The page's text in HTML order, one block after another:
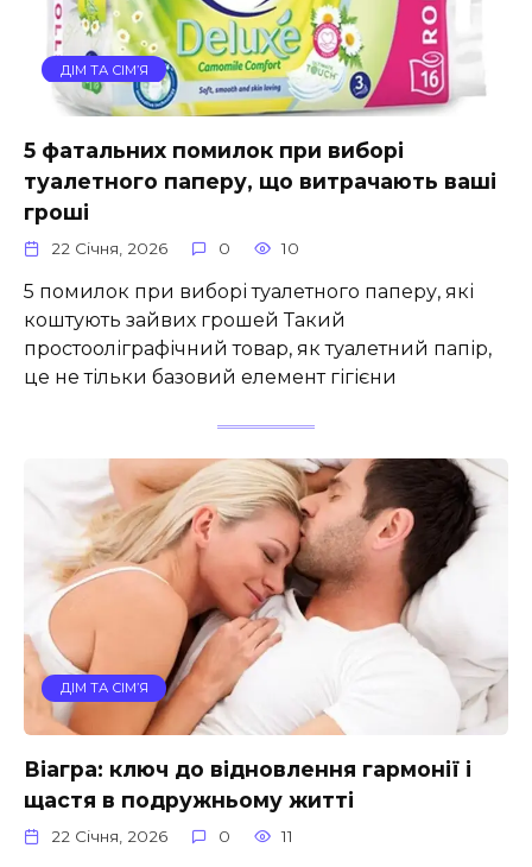
ДІМ ТА СІМ’Я
5 фатальних помилок при виборі
туалетного паперу, що витрачають ваші
гроші
22 Січня, 2026 0 10
5 помилок при виборі туалетного паперу, які
коштують зайвих грошей Такий
простооліграфічний товар, як туалетний папір,
це не тільки базовий елемент гігієни
ДІМ ТА СІМ’Я
Віагра: ключ до відновлення гармонії і
щастя в подружньому житті
22 Січня, 2026 0 11